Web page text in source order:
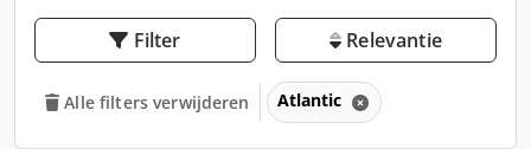
Filter Relevantie
Alle filters verwijderen Atlantic